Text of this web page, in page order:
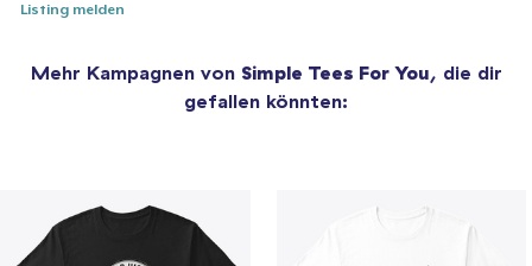
Listing melden
Mehr Kampagnen von Simple Tees For You, die dir
gefallen könnten: